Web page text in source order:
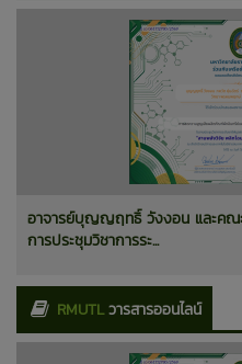
อาจารย์บุญญฤทธิ์ วังงอน และคณะ
การประชุมวิชาการระ...
RMUTLวารสารออนไลน์